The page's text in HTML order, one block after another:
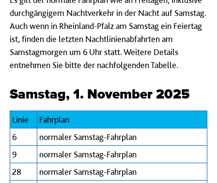
durchgängigem Nachtverkehr in der Nacht auf Samstag.
Auch wenn in Rheinland-Pfalz am Samstag ein Feiertag
ist, finden die letzten Nachtlinienabfahrten am
Samstagmorgen um 6 Uhr statt. Weitere Details
entnehmen Sie bitte der nachfolgenden Tabelle.
Samstag, 1. November 2025
Linie
Fahrplan
6
normaler Samstag-Fahrplan
9
normaler Samstag-Fahrplan
28
normaler Samstag-Fahrplan